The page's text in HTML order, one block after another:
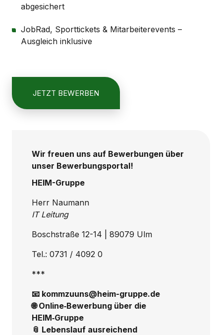
abgesichert
JobRad, Sporttickets & Mitarbeiterevents –
Ausgleich inklusive
JETZT BEWERBEN
Wir freuen uns auf Bewerbungen über
unser Bewerbungsportal!
HEIM-Gruppe
Herr Naumann
IT Leitung
Boschstraße 12-14 | 89079 Ulm
Tel.: 0731 / 4092 0
***
📧 kommzuuns@heim-gruppe.de
🌐 Online‑Bewerbung über die
HEIM‑Gruppe
📎 Lebenslauf ausreichend